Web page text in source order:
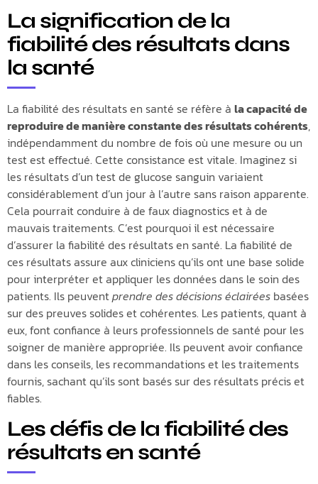
La signification de la
fiabilité des résultats dans
la santé
La fiabilité des résultats en santé se réfère à la capacité de
reproduire de manière constante des résultats cohérents,
indépendamment du nombre de fois où une mesure ou un
test est effectué. Cette consistance est vitale. Imaginez si
les résultats d’un test de glucose sanguin variaient
considérablement d’un jour à l’autre sans raison apparente.
Cela pourrait conduire à de faux diagnostics et à de
mauvais traitements. C’est pourquoi il est nécessaire
d’assurer la fiabilité des résultats en santé. La fiabilité de
ces résultats assure aux cliniciens qu’ils ont une base solide
pour interpréter et appliquer les données dans le soin des
patients. Ils peuventprendre des décisions éclairées basées
sur des preuves solides et cohérentes. Les patients, quant à
eux, font confiance à leurs professionnels de santé pour les
soigner de manière appropriée. Ils peuvent avoir confiance
dans les conseils, les recommandations et les traitements
fournis, sachant qu’ils sont basés sur des résultats précis et
fiables.
Les défis de la fiabilité des
résultats en santé